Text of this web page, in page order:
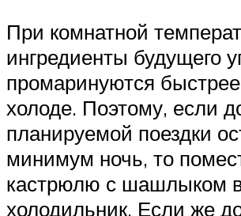
При комнатной
ингредиенты будущего
промаринуются
холоде. Поэтому, если
планируемой поездки
минимум ночь, то
кастрюлю с шашлыком
холодильник. Если же